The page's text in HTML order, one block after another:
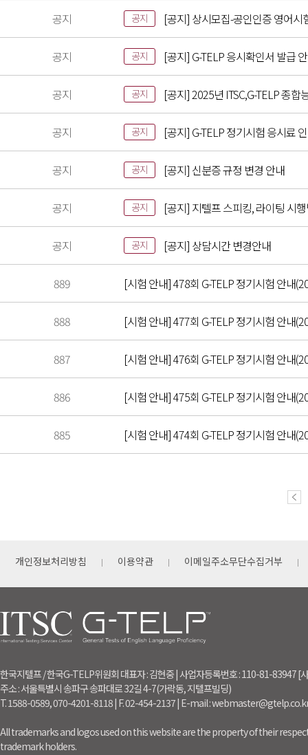
공지 공지 [공지] 상시모집-공인인증 영어시
공지 공지 [공지] G-TELP 응시확인서 발급
공지 공지 [공지] 2025년 ITSC,G-TELP 종합
공지 공지 [공지] G-TELP 정기시험 응시료
공지 공지 [공지] 신분증 규정 변경 안내
공지 공지 [공지] 지텔프 스피킹, 라이팅 시
공지 공지 [공지] 상담시간 변경안내
889 [시험 안내] 478회 G-TELP 정기시험 안내
888 [시험 안내] 477회 G-TELP 정기시험 안내
887 [시험 안내] 476회 G-TELP 정기시험 안내
886 [시험 안내] 475회 G-TELP 정기시험 안내
885 [시험 안내] 474회 G-TELP 정기시험 안내
개인정보처리방침 이용약관 이메일주소무단수집거부
한국지텔프 / 한국G-TELP위원회 대표자 : 김현중 | 사업자등록번호 : 110-81-83947
주소 : 서울특별시 송파구 송파대로 32길 4-7(가락동, 지텔프빌딩)
T. 1588-0589, 070-4201-8118 | F. 02-454-2137 | E-mail :
All trademarks and logos used on this website are the property of their
trademark holders.